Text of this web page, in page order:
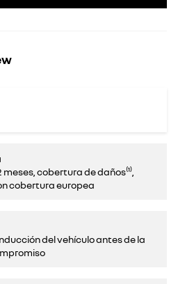
cobertura de daños⁽¹⁾,
cobertura europea
del vehículo antes de la